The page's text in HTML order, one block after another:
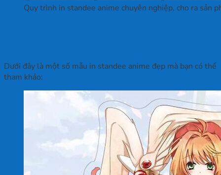
Quy trình in standee anime chuyên nghiệp, cho ra sản
Dưới đây là một số mẫu in standee anime đẹp mà bạn có thể
tham khảo: